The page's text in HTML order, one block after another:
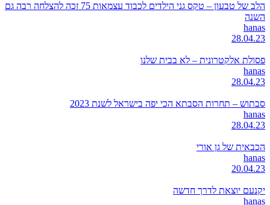
הלב של טבעון – טקס גני הילדים לכבוד עצמאות 75 זכה להצלחה רבה גם
השנה
hanas
28.04.23
פסולת אלקטרונית – לא בבית שלנו
hanas
28.04.23
סבתוש – תחרות הסבתא הכי יפה בישראל לשנת 2023
hanas
28.04.23
הכבאית של גן אורי
hanas
20.04.23
יקנעם יוצאת לדרך חדשה
hanas